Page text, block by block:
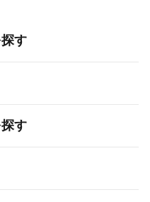
す
す